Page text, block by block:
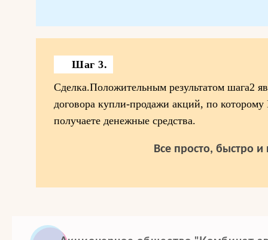
Шаг 3.
Сделка.Положительным результатом шага2
договора купли-продажи акций, по
получаете денежные средства.
Все просто, быстро и